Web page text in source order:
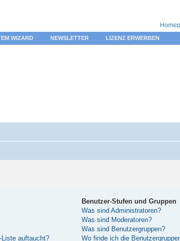
WIZARD NEWSLETTER LIZENZ ERWERBEN
auftaucht?
Benutzer-Stufen und Gruppen
Was sind Administratoren?
Was sind Moderatoren?
Was sind Benutzergruppen?
Wo finde ich die